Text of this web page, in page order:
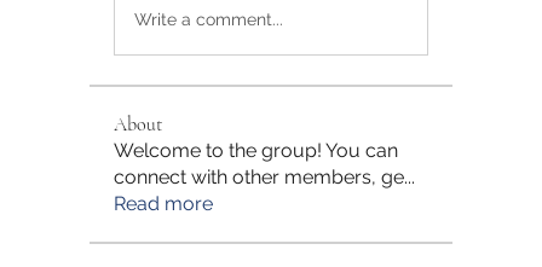
Write a comment...
About
Welcome to the group! You can
connect with other members, ge...
Read more